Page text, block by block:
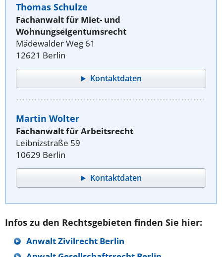
Thomas Schulze
Fachanwalt für Miet- und
Wohnungseigentumsrecht
Mädewalder Weg 61
12621 Berlin
Kontaktdaten
Martin Wolter
Fachanwalt für Arbeitsrecht
Leibnizstraße 59
10629 Berlin
Kontaktdaten
Infos zu den Rechtsgebieten finden Sie hier:
Anwalt Zivilrecht Berlin